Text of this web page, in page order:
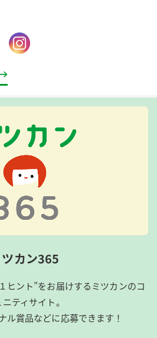
ツカン365
ヒント”をお届けするミツカンのコ
ティサイト。
ル賞品などに応募できます！